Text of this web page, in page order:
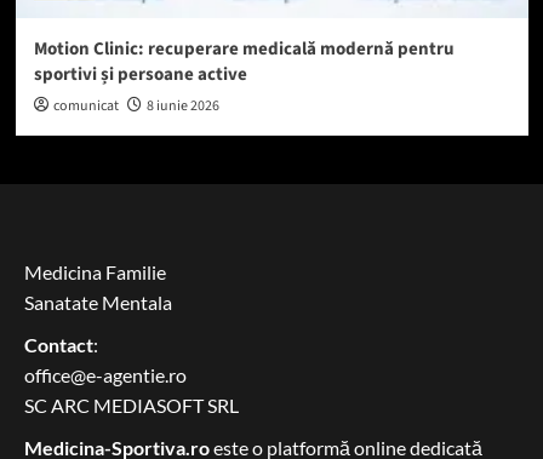
Motion Clinic: recuperare medicală modernă pentru
sportivi și persoane active
comunicat 8 iunie 2026
Medicina Familie
Sanatate Mentala
Contact:
office@e-agentie.ro
SC ARC MEDIASOFT SRL
Medicina-Sportiva.roeste o platformă online dedicată